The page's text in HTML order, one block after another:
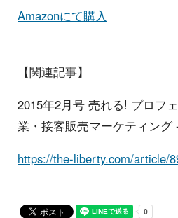
Amazonにて購入
【関連記事】
2015年2月号 売れる! プロフ
業・接客販売マーケティン
https://the-liberty.com/article/